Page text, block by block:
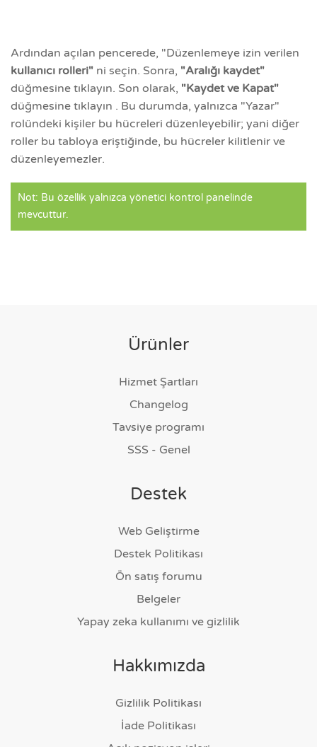
Ardından açılan pencerede, "Düzenlemeye izin verilen
kullanıcı rolleri" ni seçin. Sonra, "Aralığı kaydet"
düğmesine tıklayın. Son olarak, "Kaydet ve Kapat"
düğmesine tıklayın . Bu durumda, yalnızca "Yazar"
rolündeki kişiler bu hücreleri düzenleyebilir; yani diğer
roller bu tabloya eriştiğinde, bu hücreler kilitlenir ve
düzenleyemezler.
Not: Bu özellik yalnızca yönetici kontrol panelinde
mevcuttur.
Ürünler
Hizmet Şartları
Changelog
Tavsiye programı
SSS - Genel
Destek
Web Geliştirme
Destek Politikası
Ön satış forumu
Belgeler
Yapay zeka kullanımı ve gizlilik
Hakkımızda
Gizlilik Politikası
İade Politikası